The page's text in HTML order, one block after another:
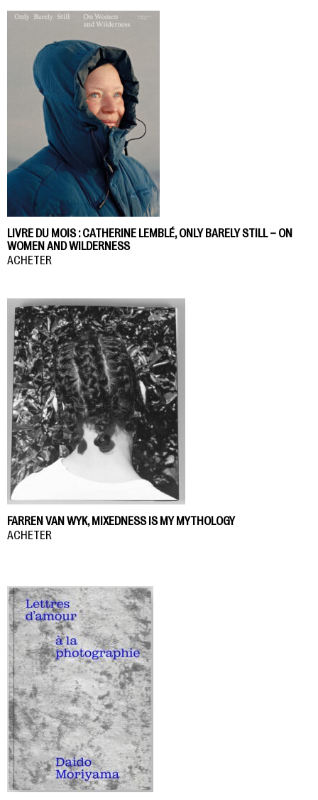
LIVRE DU MOIS : CATHERINE LEMBLÉ, ONLY BARELY STILL – ON
WOMEN AND WILDERNESS
ACHETER
FARREN VAN WYK, MIXEDNESS IS MY MYTHOLOGY
ACHETER